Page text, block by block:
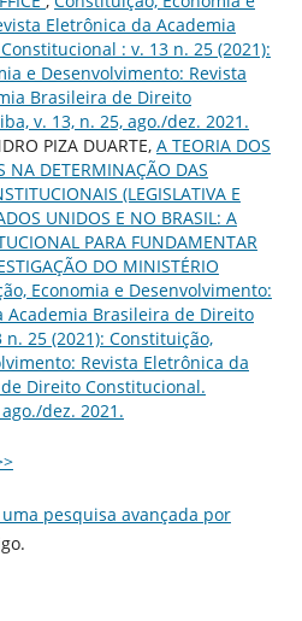
Eletrônica da Academia
: v. 13 n. 25 (2021):
e Desenvolvimento: Revista
Brasileira de Direito
v. 13, n. 25, ago./dez. 2021.
PIZA DUARTE, A TEORIA DOS
NA DETERMINAÇÃO DAS
(LEGISLATIVA E
UNIDOS E NO BRASIL: A
PARA FUNDAMENTAR
DO MINISTÉRIO
Economia e Desenvolvimento:
Academia Brasileira de Direito
25 (2021): Constituição,
Revista Eletrônica da
Direito Constitucional.
dez. 2021.
pesquisa avançada por